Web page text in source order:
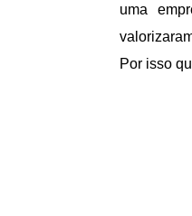
uma
Por isso